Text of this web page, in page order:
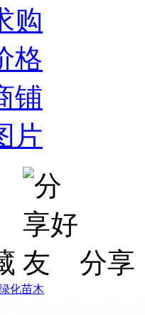
购
格
铺
片
分享
化苗木